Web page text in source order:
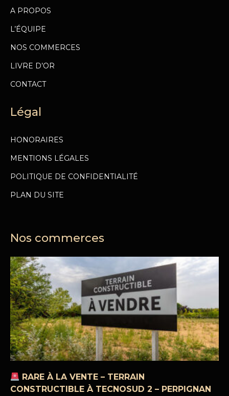
A PROPOS
L’ÉQUIPE
NOS COMMERCES
LIVRE D’OR
CONTACT
Légal
HONORAIRES
MENTIONS LÉGALES
POLITIQUE DE CONFIDENTIALITÉ
PLAN DU SITE
Nos commerces
RARE À LA VENTE – TERRAIN
CONSTRUCTIBLE À TECNOSUD 2 – PERPIGNAN